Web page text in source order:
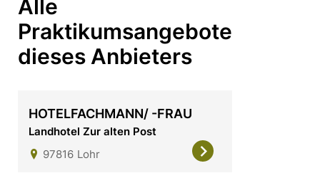
Alle
Praktikumsangebote
dieses Anbieters
HOTELFACHMANN/ -FRAU
Landhotel Zur alten Post
97816 Lohr